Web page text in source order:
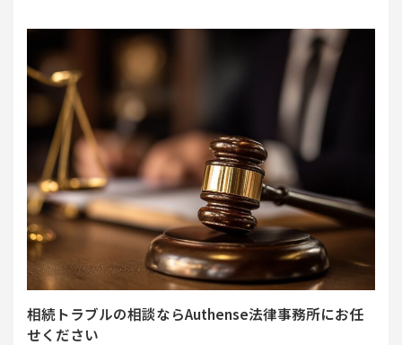
相続トラブルの相談ならAuthense法律事務所にお任
せください